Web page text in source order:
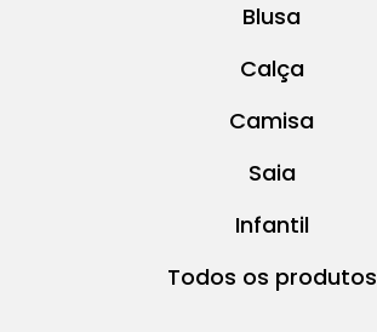
Blusa
Calça
Camisa
Saia
Infantil
Todos os produtos